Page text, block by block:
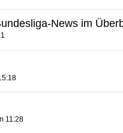
News im
11:28